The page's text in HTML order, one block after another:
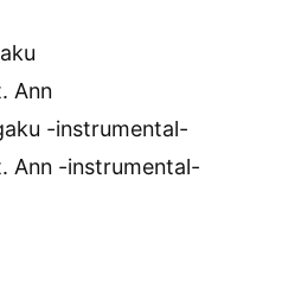
Ann
-instrumental-
Ann -instrumental-